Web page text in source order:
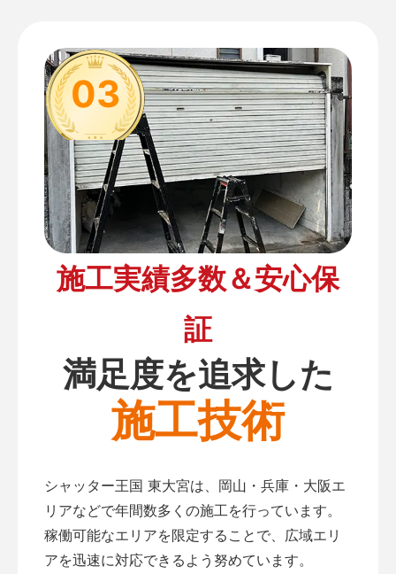
03
施工実績多数＆安心保
証
満足度を追求した
施工技術
シャッター王国 東大宮は、岡山・兵庫・大阪エ
リアなどで年間数多くの施工を行っています。
稼働可能なエリアを限定することで、広域エリ
アを迅速に対応できるよう努めています。